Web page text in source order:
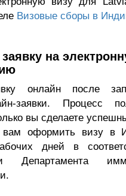
Визовые сборы в
на
онлайн после
заявки. Процесс
вы сделаете
оформить визу в
дней в
Департамента